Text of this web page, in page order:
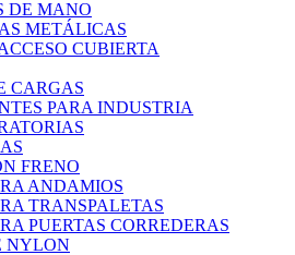
DE MANO
METÁLICAS
CUBIERTA
CARGAS
PARA INDUSTRIA
FRENO
ANDAMIOS
TRANSPALETAS
PUERTAS CORREDERAS
NYLON